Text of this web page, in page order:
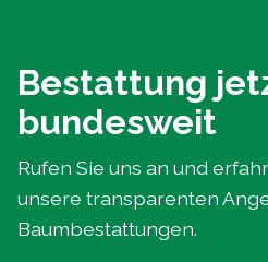
Bestattung
bundesweit
Rufen Sie uns an und
unsere transparenten
Baumbestattungen.